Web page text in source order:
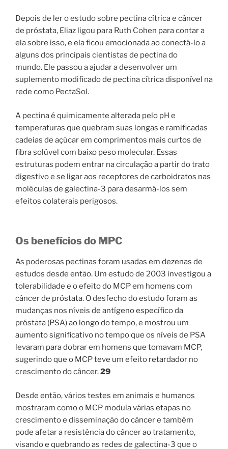
Depois de ler o estudo sobre pectina cítrica e câncer
de próstata, Eliaz ligou para Ruth Cohen para contar a
ela sobre isso, e ela ficou emocionada ao conectá-lo a
alguns dos principais cientistas de pectina do
mundo. Ele passou a ajudar a desenvolver um
suplemento modificado de pectina cítrica disponível na
rede como PectaSol.
A pectina é quimicamente alterada pelo pH e
temperaturas que quebram suas longas e ramificadas
cadeias de açúcar em comprimentos mais curtos de
fibra solúvel com baixo peso molecular. Essas
estruturas podem entrar na circulação a partir do trato
digestivo e se ligar aos receptores de carboidratos nas
moléculas de galectina-3 para desarmá-los sem
efeitos colaterais perigosos.
Os benefícios do MPC
As poderosas pectinas foram usadas em dezenas de
estudos desde então. Um estudo de 2003 investigou a
tolerabilidade e o efeito do MCP em homens com
câncer de próstata. O desfecho do estudo foram as
mudanças nos níveis de antígeno específico da
próstata (PSA) ao longo do tempo, e mostrou um
aumento significativo no tempo que os níveis de PSA
levaram para dobrar em homens que tomavam MCP,
sugerindo que o MCP teve um efeito retardador no
crescimento do câncer.29
Desde então, vários testes em animais e humanos
mostraram como o MCP modula várias etapas no
crescimento e disseminação do câncer e também
pode afetar a resistência do câncer ao tratamento,
visando e quebrando as redes de galectina-3 que o